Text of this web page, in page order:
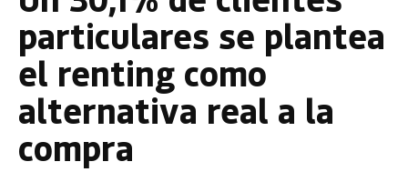
particulares se plantea
el renting como
alternativa real a la
compra